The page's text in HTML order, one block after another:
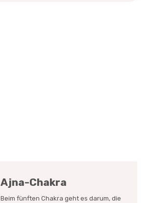
Ajna-Chakra
Beim fünften Chakra geht es darum, die